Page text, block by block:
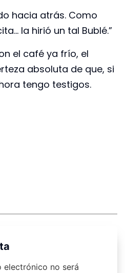
hacia atrás. Como
la hirió un tal Bublé.”
el café ya frío, el
absoluta de que, si
tengo testigos.
electrónico no será